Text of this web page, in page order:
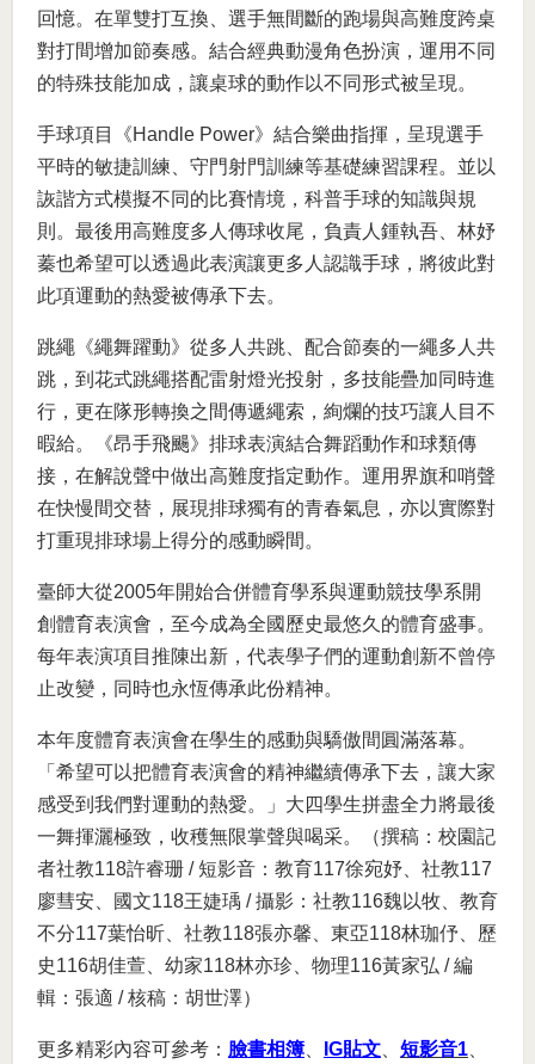
回憶。在單雙打互換、選手無間斷的跑場與高難度跨桌
對打間增加節奏感。結合經典動漫角色扮演，運用不同
的特殊技能加成，讓桌球的動作以不同形式被呈現。
手球項目《Handle Power》結合樂曲指揮，呈現選手
平時的敏捷訓練、守門射門訓練等基礎練習課程。並以
詼諧方式模擬不同的比賽情境，科普手球的知識與規
則。最後用高難度多人傳球收尾，負責人鍾執吾、林妤
蓁也希望可以透過此表演讓更多人認識手球，將彼此對
此項運動的熱愛被傳承下去。
跳繩《繩舞躍動》從多人共跳、配合節奏的一繩多人共
跳，到花式跳繩搭配雷射燈光投射，多技能疊加同時進
行，更在隊形轉換之間傳遞繩索，絢爛的技巧讓人目不
暇給。《昂手飛颺》排球表演結合舞蹈動作和球類傳
接，在解說聲中做出高難度指定動作。運用界旗和哨聲
在快慢間交替，展現排球獨有的青春氣息，亦以實際對
打重現排球場上得分的感動瞬間。
臺師大從2005年開始合併體育學系與運動競技學系開
創體育表演會，至今成為全國歷史最悠久的體育盛事。
每年表演項目推陳出新，代表學子們的運動創新不曾停
止改變，同時也永恆傳承此份精神。
本年度體育表演會在學生的感動與驕傲間圓滿落幕。
「希望可以把體育表演會的精神繼續傳承下去，讓大家
感受到我們對運動的熱愛。」大四學生拼盡全力將最後
一舞揮灑極致，收穫無限掌聲與喝采。（撰稿：校園記
者社教118許睿珊 / 短影音：教育117徐宛妤、社教117
廖彗安、國文118王婕瑀 / 攝影：社教116魏以牧、教育
不分117葉怡昕、社教118張亦馨、東亞118林珈伃、歷
史116胡佳萱、幼家118林亦珍、物理116黃家弘 / 編
輯：張適 / 核稿：胡世澤）
更多精彩內容可參考： 臉書相簿、 IG貼文、 短影音1、